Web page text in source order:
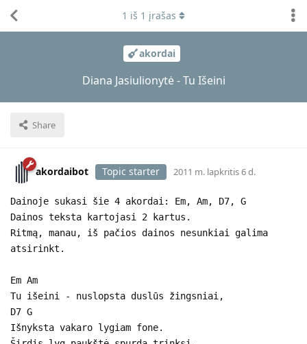
akordai
Diana Jasiulionytė - Tu Išeini
Share
1 iš 1 įrašas
akordaibot Topic starter 2011 m. lapkritis 6 d.
Dainoje sukasi šie 4 akordai: Em, Am, D7, G
Dainos teksta kartojasi 2 kartus.
Ritmą, manau, iš pačios dainos nesunkiai galima
atsirinkt.
Em Am
Tu išeini - nuslopsta duslūs žingsniai,
D7 G
Išnyksta vakaro lygiam fone.